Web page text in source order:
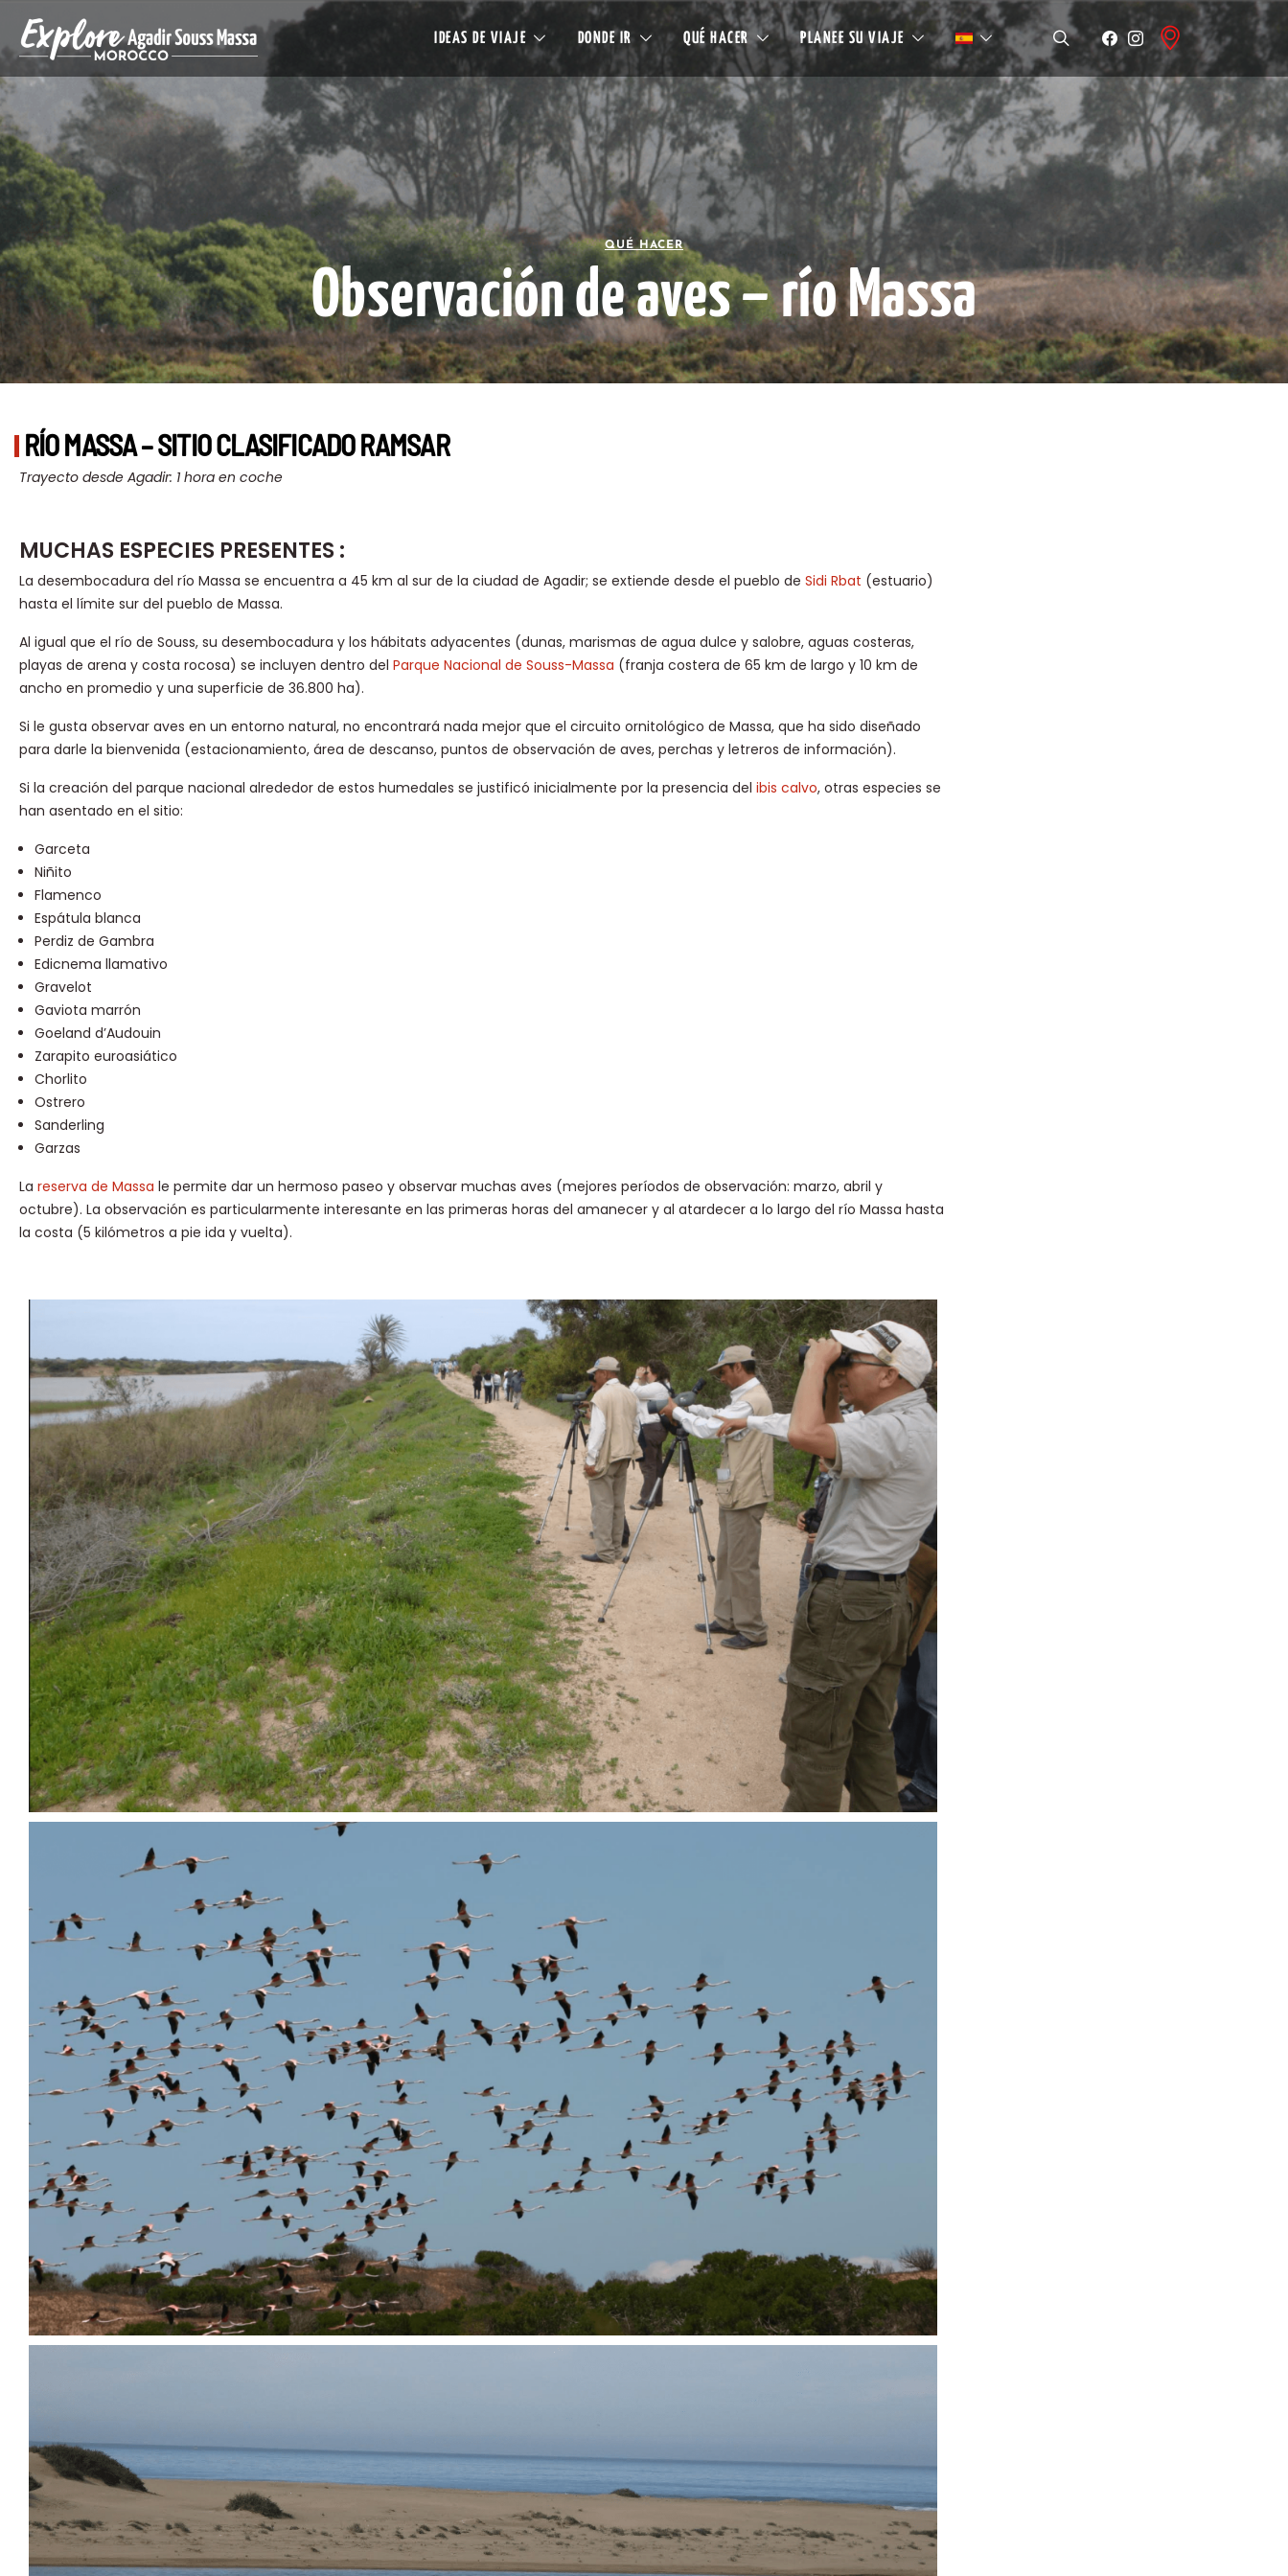
IDEAS DE VIAJE DONDE IR QUÉ HACER PLANEE SU VIAJE
QUÉ HACER
Observación de aves – río Massa
RÍO MASSA – SITIO CLASIFICADO RAMSAR
Trayecto desde Agadir: 1 hora en coche
MUCHAS ESPECIES PRESENTES :
La desembocadura del río Massa se encuentra a 45 km al sur de la ciudad de Agadir; se extiende desde el pueblo de Sidi Rbat (estuario)
hasta el límite sur del pueblo de Massa.
Al igual que el río de Souss, su desembocadura y los hábitats adyacentes (dunas, marismas de agua dulce y salobre, aguas costeras,
playas de arena y costa rocosa) se incluyen dentro del Parque Nacional de Souss-Massa (franja costera de 65 km de largo y 10 km de
ancho en promedio y una superficie de 36.800 ha).
Si le gusta observar aves en un entorno natural, no encontrará nada mejor que el circuito ornitológico de Massa, que ha sido diseñado
para darle la bienvenida (estacionamiento, área de descanso, puntos de observación de aves, perchas y letreros de información).
Si la creación del parque nacional alrededor de estos humedales se justificó inicialmente por la presencia del ibis calvo, otras especies se
han asentado en el sitio:
Garceta
Niñito
Flamenco
Espátula blanca
Perdiz de Gambra
Edicnema llamativo
Gravelot
Gaviota marrón
Goeland d’Audouin
Zarapito euroasiático
Chorlito
Ostrero
Sanderling
Garzas
La reserva de Massa le permite dar un hermoso paseo y observar muchas aves (mejores períodos de observación: marzo, abril y
octubre). La observación es particularmente interesante en las primeras horas del amanecer y al atardecer a lo largo del río Massa hasta
la costa (5 kilómetros a pie ida y vuelta).